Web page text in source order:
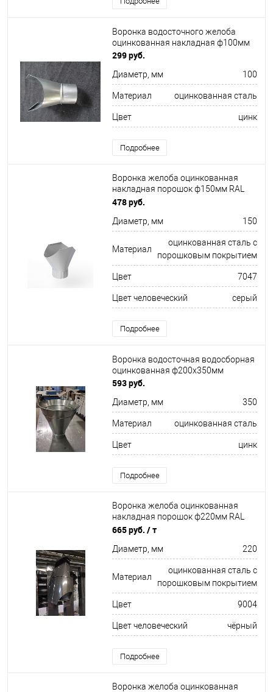
Воронка водосточного желоба
оцинкованная накладная ф100мм
299 руб.
Диаметр, мм 100
Материал оцинкованная сталь
Цвет цинк
Подробнее
Воронка желоба оцинкованная
накладная порошок ф150мм RAL
7047
478 руб.
Диаметр, мм 150
Материал
оцинкованная сталь с
порошковым покрытием
Цвет 7047
Цвет человеческий серый
Подробнее
Воронка водосточная водосборная
оцинкованная ф200х350мм
593 руб.
Диаметр, мм 350
Материал оцинкованная сталь
Цвет цинк
Подробнее
Воронка желоба оцинкованная
накладная порошок ф220мм RAL
9004
665 руб. / т
Диаметр, мм 220
Материал
оцинкованная сталь с
порошковым покрытием
Цвет 9004
Цвет человеческий чёрный
Подробнее
Воронка желоба оцинкованная